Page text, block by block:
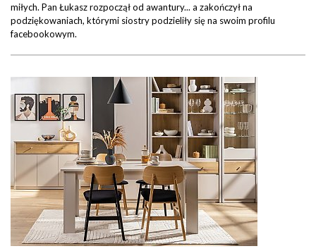
miłych. Pan Łukasz rozpoczął od awantury... a zakończył na
podziękowaniach, którymi siostry podzieliły się na swoim profilu
facebookowym.